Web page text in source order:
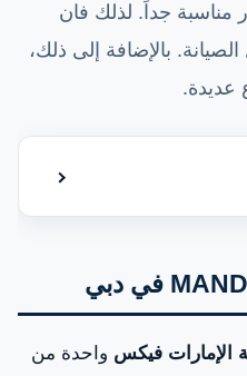
مناسبة جداً. لذلك فان
بالإضافة إلى ذلك،
عديدة.
إظهار أو
من الأعطال عند تشغيل
الإمارات فيكس واحدة من